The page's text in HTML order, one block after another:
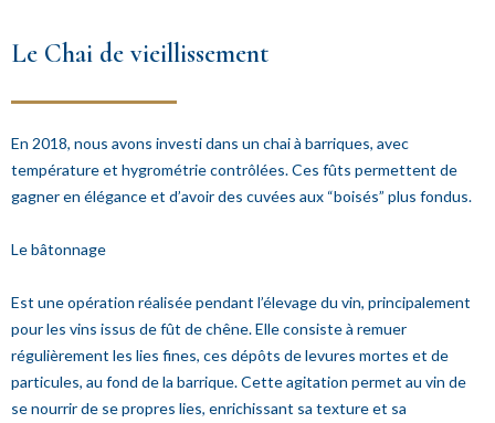
Le Chai de vieillissement
En 2018, nous avons investi dans un chai à barriques, avec
température et hygrométrie contrôlées. Ces fûts permettent de
gagner en élégance et d’avoir des cuvées aux “boisés” plus fondus.
Le bâtonnage
Est une opération réalisée pendant l’élevage du vin, principalement
pour les vins issus de fût de chêne. Elle consiste à remuer
régulièrement les lies fines, ces dépôts de levures mortes et de
particules, au fond de la barrique. Cette agitation permet au vin de
se nourrir de se propres lies, enrichissant sa texture et sa